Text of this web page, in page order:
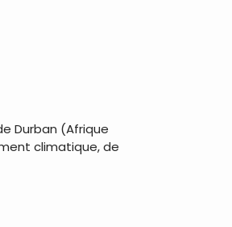
Durban (Afrique
climatique, de